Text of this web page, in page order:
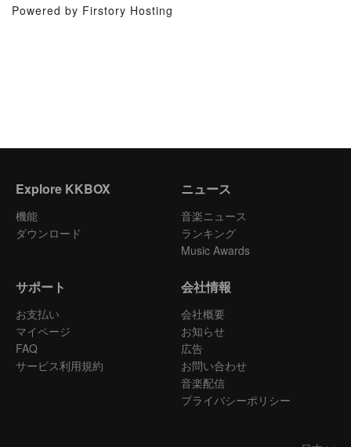
Powered by Firstory Hosting
Explore KKBOX
機能
ダウンロード
ニュース
音楽ニュース
ランキング
Music Awards
サポート
お支払い
マイページ
FAQ
サービス利用規約
会社情報
会社概要
お知らせ
広告
お問い合わせ
音楽配信
プライバシーポリシー